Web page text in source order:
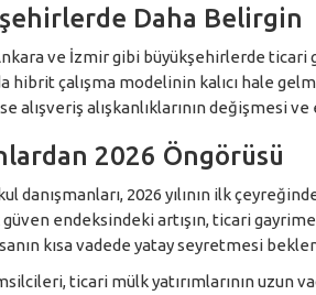
Daha Belirgin
ve İzmir gibi büyükşehirlerde ticari
hibrit çalışma modelinin kalıcı hale
alışveriş alışkanlıklarının değişmesi
2026 Öngörüsü
danışmanları, 2026 yılının ilk
endeksindeki artışın, ticari
kısa vadede yatay seyretmesi
ticari mülk yatırımlarının uzun